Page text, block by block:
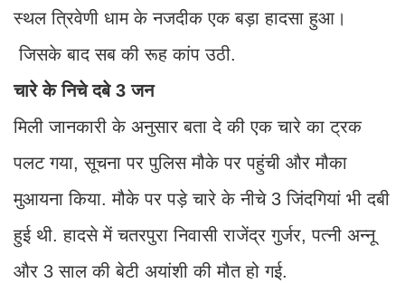
स्थल त्रिवेणी धाम के नजदीक एक बड़ा हादसा हुआ।
जिसके बाद सब की रूह कांप उठी.
चारे के निचे दबे 3 जन
मिली जानकारी के अनुसार बता दे की एक चारे का ट्रक
पलट गया, सूचना पर पुलिस मौके पर पहुंची और मौका
मुआयना किया. मौके पर पड़े चारे के नीचे 3 जिंदगियां भी दबी
हुई थी. हादसे में चतरपुरा निवासी राजेंद्र गुर्जर, पत्नी अन्नू
और 3 साल की बेटी अयांशी की मौत हो गई.